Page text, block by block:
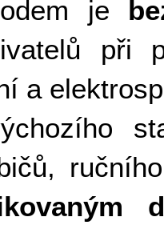
je
při
a